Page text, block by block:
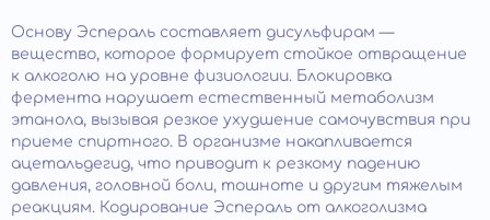
Основу Эспераль составляет дисульфирам —
вещество, которое формирует стойкое отвращение
к алкоголю на уровне физиологии. Блокировка
фермента нарушает естественный метаболизм
этанола, вызывая резкое ухудшение самочувствия при
приеме спиртного. В организме накапливается
ацетальдегид, что приводит к резкому падению
давления, головной боли, тошноте и другим тяжелым
реакциям. Кодирование Эспераль от алкоголизма